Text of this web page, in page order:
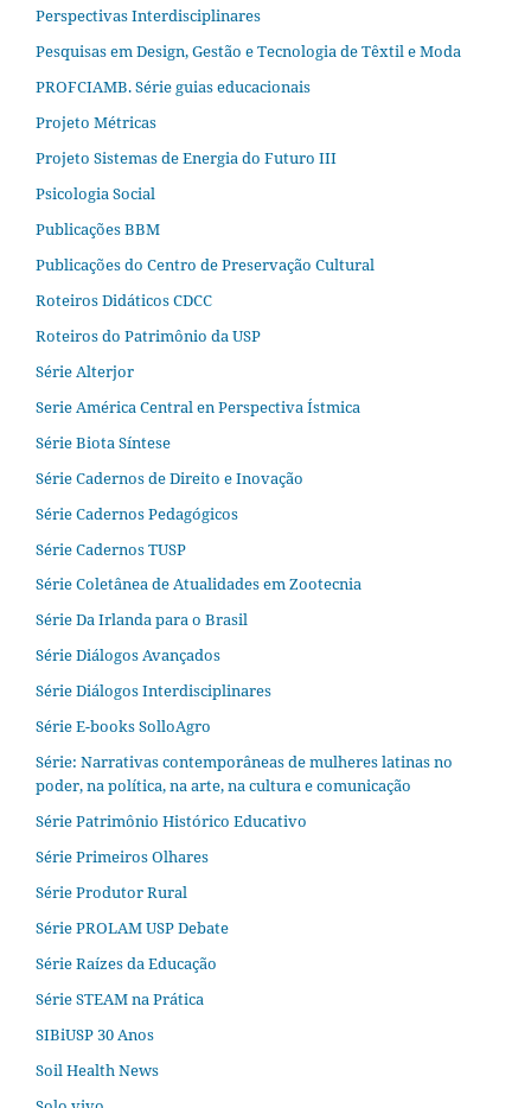
Perspectivas Interdisciplinares
Pesquisas em Design, Gestão e Tecnologia de Têxtil e Moda
PROFCIAMB. Série guias educacionais
Projeto Métricas
Projeto Sistemas de Energia do Futuro III
Psicologia Social
Publicações BBM
Publicações do Centro de Preservação Cultural
Roteiros Didáticos CDCC
Roteiros do Patrimônio da USP
Série Alterjor
Serie América Central en Perspectiva Ístmica
Série Biota Síntese
Série Cadernos de Direito e Inovação
Série Cadernos Pedagógicos
Série Cadernos TUSP
Série Coletânea de Atualidades em Zootecnia
Série Da Irlanda para o Brasil
Série Diálogos Avançados
Série Diálogos Interdisciplinares
Série E-books SolloAgro
Série: Narrativas contemporâneas de mulheres latinas no
poder, na política, na arte, na cultura e comunicação
Série Patrimônio Histórico Educativo
Série Primeiros Olhares
Série Produtor Rural
Série PROLAM USP Debate
Série Raízes da Educação
Série STEAM na Prática
SIBiUSP 30 Anos
Soil Health News